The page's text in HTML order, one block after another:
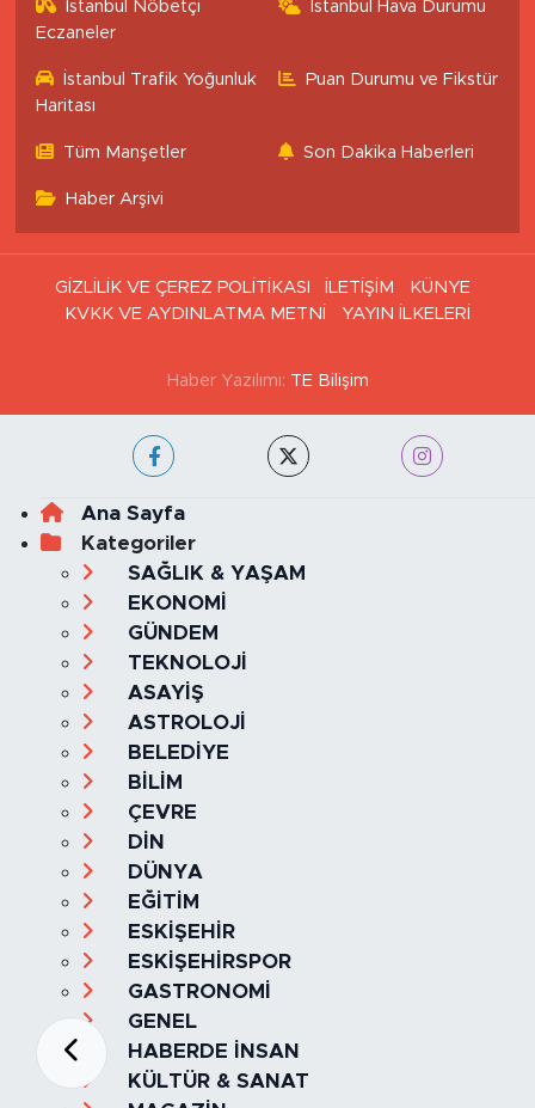
İstanbul Nöbetçi
Eczaneler
İstanbul Hava Durumu
İstanbul Trafik Yoğunluk
Haritası
Puan Durumu ve Fikstür
Tüm Manşetler Son Dakika Haberleri
Haber Arşivi
GİZLİLİK VE ÇEREZ POLİTİKASI İLETİŞİM
KÜNYE
KVKK VE AYDINLATMA METNİ
YAYIN İLKELERİ
Haber Yazılımı: TE Bilişim
Ana Sayfa
Kategoriler
SAĞLIK & YAŞAM
EKONOMİ
GÜNDEM
TEKNOLOJİ
ASAYİŞ
ASTROLOJİ
BELEDİYE
BİLİM
ÇEVRE
DİN
DÜNYA
EĞİTİM
ESKİŞEHİR
ESKİŞEHİRSPOR
GASTRONOMİ
GENEL
HABERDE İNSAN
KÜLTÜR & SANAT